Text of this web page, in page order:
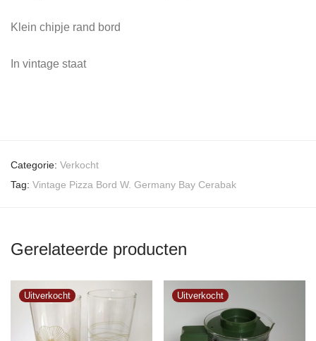
Klein chipje rand bord
In vintage staat
Categorie: Verkocht
Tag: Vintage Pizza Bord W. Germany Bay Cerabak
Gerelateerde producten